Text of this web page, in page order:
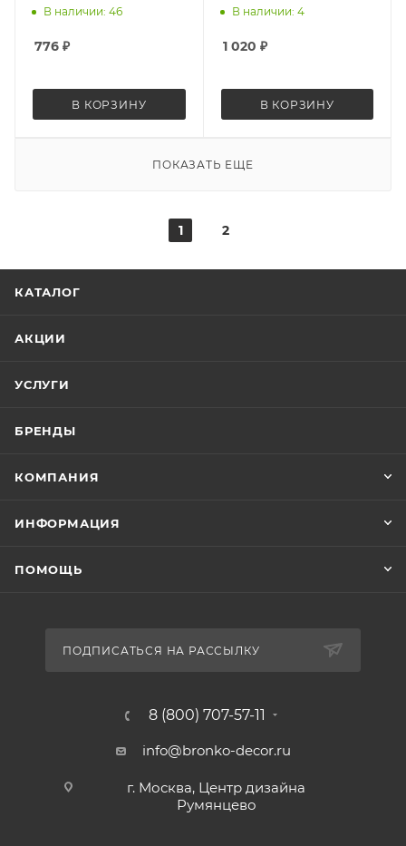
В наличии: 46
776 ₽
В КОРЗИНУ
В наличии: 4
1 020 ₽
В КОРЗИНУ
ПОКАЗАТЬ ЕЩЕ
1 2
КАТАЛОГ
АКЦИИ
УСЛУГИ
БРЕНДЫ
КОМПАНИЯ
ИНФОРМАЦИЯ
ПОМОЩЬ
ПОДПИСАТЬСЯ НА РАССЫЛКУ
8 (800) 707-57-11
info@bronko-decor.ru
г. Москва, Центр дизайна
Румянцево